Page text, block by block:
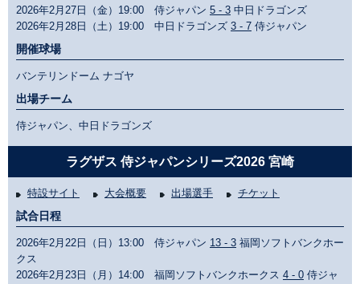
2026年2月27日（金）19:00 侍ジャパン 5 - 3 中日ドラゴンズ
2026年2月28日（土）19:00 中日ドラゴンズ 3 - 7 侍ジャパン
開催球場
バンテリンドーム ナゴヤ
出場チーム
侍ジャパン、中日ドラゴンズ
ラグザス 侍ジャパンシリーズ2026 宮崎
特設サイト 大会概要 出場選手 チケット
試合日程
2026年2月22日（日）13:00 侍ジャパン 13 - 3 福岡ソフトバンクホー
クス
2026年2月23日（月）14:00 福岡ソフトバンクホークス 4 - 0 侍ジャ